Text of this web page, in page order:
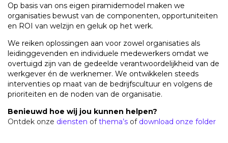
Op basis van ons eigen piramidemodel maken we
organisaties bewust van de componenten, opportuniteiten
en ROI van welzijn en geluk op het werk.
We reiken oplossingen aan voor zowel organisaties als
leidinggevenden en individuele medewerkers omdat we
overtuigd zijn van de gedeelde verantwoordelijkheid van de
werkgever én de werknemer. We ontwikkelen steeds
interventies op maat van de bedrijfscultuur en volgens de
prioriteiten en de noden van de organisatie.
Benieuwd hoe wij jou kunnen helpen?
Ontdek onze diensten ofthema’s of download onze folder